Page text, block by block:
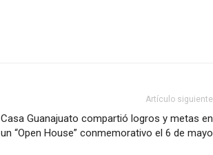
Artículo siguiente
Casa Guanajuato compartió logros y metas en
un “Open House” conmemorativo el 6 de mayo